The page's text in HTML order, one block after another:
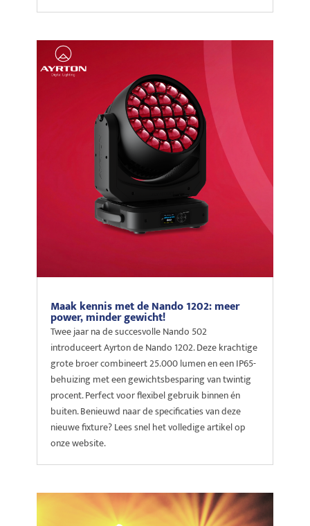
Maak kennis met de Nando 1202: meer
power, minder gewicht!
Twee jaar na de succesvolle Nando 502
introduceert Ayrton de Nando 1202. Deze krachtige
grote broer combineert 25.000 lumen en een IP65-
behuizing met een gewichtsbesparing van twintig
procent. Perfect voor flexibel gebruik binnen én
buiten. Benieuwd naar de specificaties van deze
nieuwe fixture? Lees snel het volledige artikel op
onze website.